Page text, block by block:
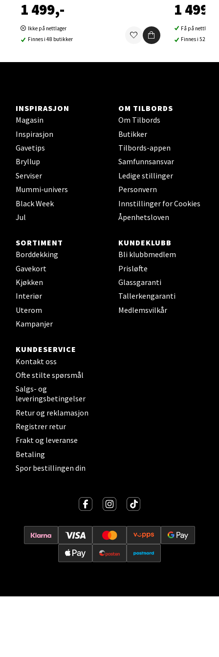
1 499,-
Ikke på nettlager
Finnes i 48 butikker
1 499,-
Få på nettlager
Finnes i 52
INSPIRASJON
Magasin
Inspirasjon
Gavetips
Bryllup
Serviser
Mummi-univers
Black Week
Jul
OM TILBORDS
Om Tilbords
Butikker
Tilbords-appen
Samfunnsansvar
Ledige stillinger
Personvern
Innstillinger for Cookies
Åpenhetsloven
SORTIMENT
Borddekking
Gavekort
Kjøkken
Interiør
Uterom
Kampanjer
KUNDEKLUBB
Bli klubbmedlem
Prisløfte
Glassgaranti
Tallerkengaranti
Medlemsvilkår
KUNDESERVICE
Kontakt oss
Ofte stilte spørsmål
Salgs- og
leveringsbetingelser
Retur og reklamasjon
Registrer retur
Frakt og leveranse
Betaling
Spor bestillingen din
Velg
Strømmen - Thon Senter Strømmen
Støperivn. 5, 2010 Strømmen
Velg
Sunndalsøra - Alti Sunndal
Alti Sunndal, Sunndalsveien 17, 6600 Sunndalsøra
0 i butikk
Jessheim - Thon Senter Jessheim
Storgata 6, 2050 Jessheim
Åpent i dag 10-21
Kristiansand - Thon